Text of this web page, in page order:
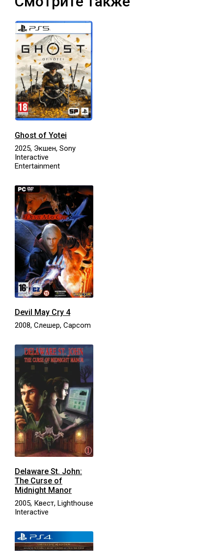
Ghost of Yotei
2025, Экшен, Sony
Interactive
Entertainment
Devil May Cry 4
2008, Слешер, Capcom
Delaware St. John:
The Curse of
Midnight Manor
2005, Квест, Lighthouse
Interactive